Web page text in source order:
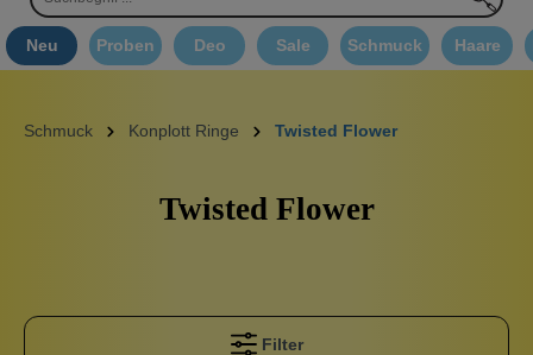
Neu Proben Deo Sale Schmuck Haare
Schmuck Konplott Ringe Twisted Flower
Twisted Flower
Filter